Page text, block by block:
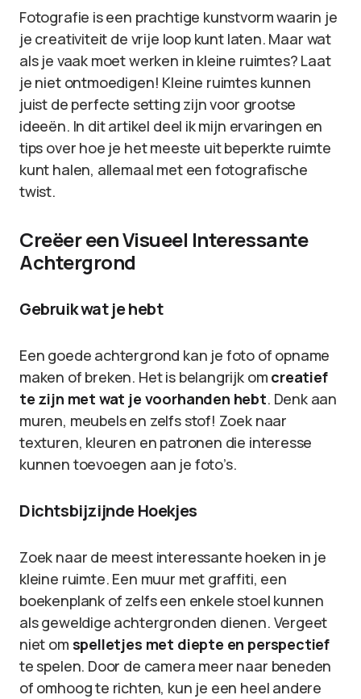
Fotografie is een prachtige kunstvorm waarin je
je creativiteit de vrije loop kunt laten. Maar wat
als je vaak moet werken in kleine ruimtes? Laat
je niet ontmoedigen! Kleine ruimtes kunnen
juist de perfecte setting zijn voor grootse
ideeën. In dit artikel deel ik mijn ervaringen en
tips over hoe je het meeste uit beperkte ruimte
kunt halen, allemaal met een fotografische
twist.
Creëer een Visueel Interessante
Achtergrond
Gebruik wat je hebt
Een goede achtergrond kan je foto of opname
maken of breken. Het is belangrijk om creatief
te zijn met wat je voorhanden hebt. Denk aan
muren, meubels en zelfs stof! Zoek naar
texturen, kleuren en patronen die interesse
kunnen toevoegen aan je foto’s.
Dichtsbijzijnde Hoekjes
Zoek naar de meest interessante hoeken in je
kleine ruimte. Een muur met graffiti, een
boekenplank of zelfs een enkele stoel kunnen
als geweldige achtergronden dienen. Vergeet
niet om spelletjes met diepte en perspectief
te spelen. Door de camera meer naar beneden
of omhoog te richten, kun je een heel andere